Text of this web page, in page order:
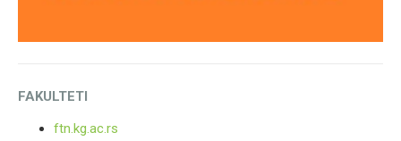
FAKULTETI
ftn.kg.ac.rs